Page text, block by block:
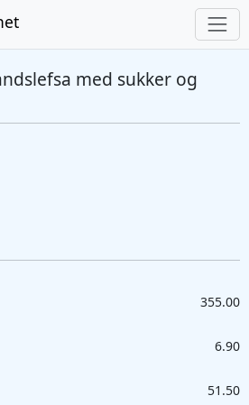
med sukker og
355.00
6.90
51.50